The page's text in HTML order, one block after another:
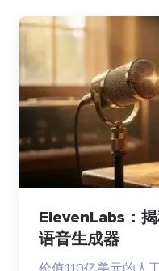
ElevenLabs：
语音生成器